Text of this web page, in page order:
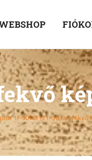
1F-3018F (21×30 cm)